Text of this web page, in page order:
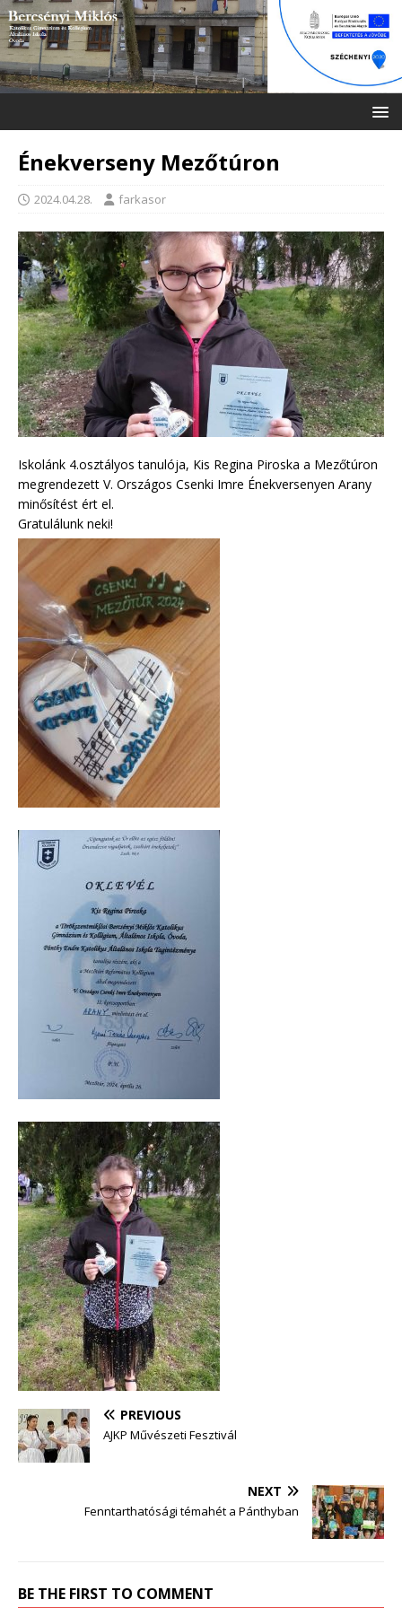
Énekverseny Mezőtúron
2024.04.28. farkasor
Iskolánk 4.osztályos tanulója, Kis Regina Piroska a Mezőtúron
megrendezett V. Országos Csenki Imre Énekversenyen Arany
minősítést ért el.
Gratulálunk neki!
PREVIOUS
AJKP Művészeti Fesztivál
NEXT
Fenntarthatósági témahét a Pánthyban
BE THE FIRST TO COMMENT